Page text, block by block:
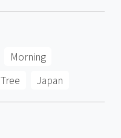
Morning
Tree Japan